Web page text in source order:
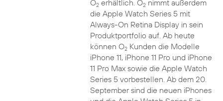
O2erhältlich. O2nimmt außerdem
die Apple Watch Series 5 mit
Always-On Retina Display in sein
Produktportfolio auf. Ab heute
können O2Kunden die Modelle
iPhone 11, iPhone 11 Pro und iPhone
11 Pro Max sowie die Apple Watch
Series 5 vorbestellen. Ab dem 20.
September sind die neuen iPhones